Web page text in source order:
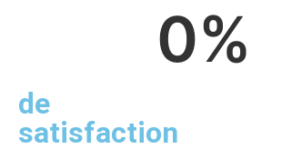
0%
de
satisfaction